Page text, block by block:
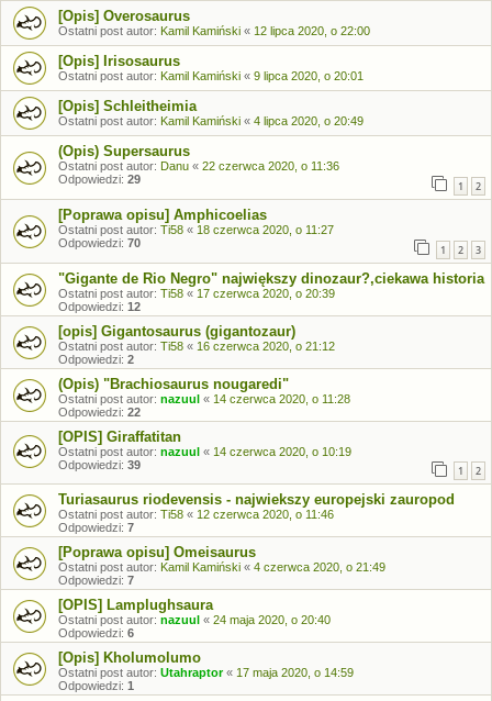
[Opis] Overosaurus
Ostatni post autor: Kamil Kamiński « 12 lipca 2020, o 22:00
[Opis] Irisosaurus
Ostatni post autor: Kamil Kamiński « 9 lipca 2020, o 20:01
[Opis] Schleitheimia
Ostatni post autor: Kamil Kamiński « 4 lipca 2020, o 20:49
(Opis) Supersaurus
Ostatni post autor: Danu « 22 czerwca 2020, o 11:36
Odpowiedzi: 29 1 2
[Poprawa opisu] Amphicoelias
Ostatni post autor: Ti58 « 18 czerwca 2020, o 11:27
Odpowiedzi: 70 1 2 3
"Gigante de Rio Negro" największy dinozaur?,ciekawa historia
Ostatni post autor: Ti58 « 17 czerwca 2020, o 20:39
Odpowiedzi: 12
[opis] Gigantosaurus (gigantozaur)
Ostatni post autor: Ti58 « 16 czerwca 2020, o 21:12
Odpowiedzi: 2
(Opis) "Brachiosaurus nougaredi"
Ostatni post autor: nazuul « 14 czerwca 2020, o 11:28
Odpowiedzi: 22
[OPIS] Giraffatitan
Ostatni post autor: nazuul « 14 czerwca 2020, o 10:19
Odpowiedzi: 39 1 2
Turiasaurus riodevensis - najwiekszy europejski zauropod
Ostatni post autor: Ti58 « 12 czerwca 2020, o 11:46
Odpowiedzi: 7
[Poprawa opisu] Omeisaurus
Ostatni post autor: Kamil Kamiński « 4 czerwca 2020, o 21:49
Odpowiedzi: 7
[OPIS] Lamplughsaura
Ostatni post autor: nazuul « 24 maja 2020, o 20:40
Odpowiedzi: 6
[Opis] Kholumolumo
Ostatni post autor: Utahraptor« 17 maja 2020, o 14:59
Odpowiedzi: 1